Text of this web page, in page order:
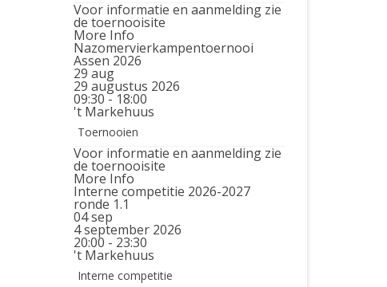
Voor informatie en aanmelding zie
de toernooisite
More Info
Nazomervierkampentoernooi
Assen 2026
29 aug
29 augustus 2026
09:30 - 18:00
't Markehuus
Toernooien
Voor informatie en aanmelding zie
de toernooisite
More Info
Interne competitie 2026-2027
ronde 1.1
04sep
4 september 2026
20:00 - 23:30
't Markehuus
Interne competitie